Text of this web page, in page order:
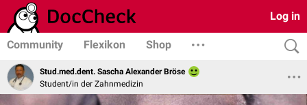
Log in
Community Flexikon Shop
Stud.med.dent. Sascha Alexander Bröse
Student/in der Zahnmedizin